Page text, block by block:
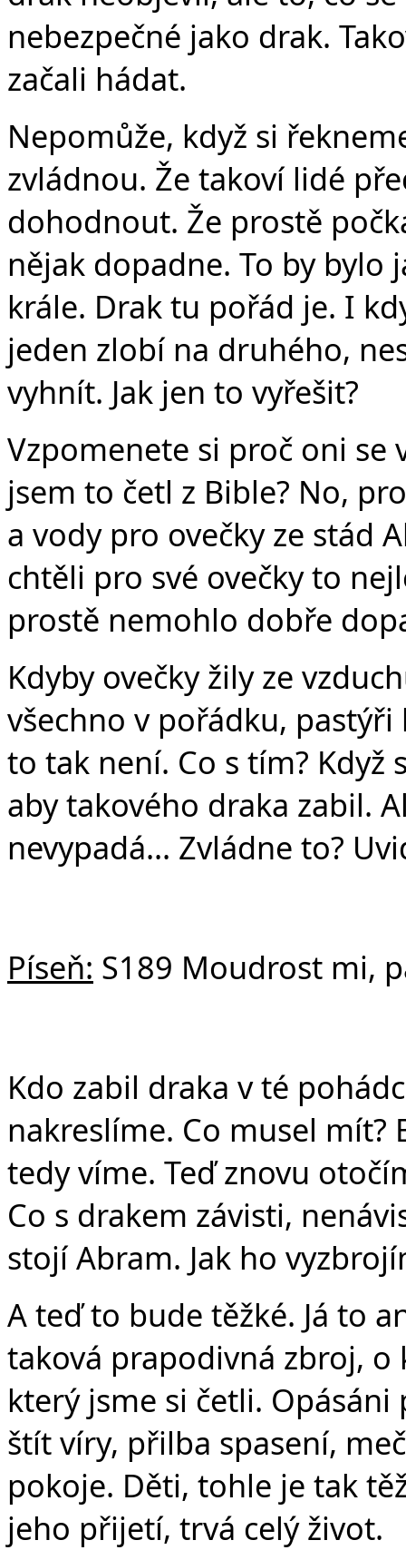
nebezpečné jako drak.
začali hádat.
Nepomůže, když si
zvládnou. Že takoví lidé
dohodnout. Že prostě
nějak dopadne. To by bylo
krále. Drak tu pořád je. I
jeden zlobí na druhého,
vyhnít. Jak jen to vyřešit?
Vzpomenete si proč oni se
jsem to četl z Bible? No,
a vody pro ovečky ze stád
chtěli pro své ovečky to
prostě nemohlo dobře
Kdyby ovečky žily ze
všechno v pořádku,
to tak není. Co s tím?
aby takového draka zabil.
nevypadá... Zvládne to?
Píseň: S189 Moudrost mi,
Kdo zabil draka v té
nakreslíme. Co musel mít?
tedy víme. Teď znovu
Co s drakem závisti,
stojí Abram. Jak ho
A teď to bude těžké. Já to
taková prapodivná zbroj,
který jsme si četli.
štít víry, přilba spasení,
pokoje. Děti, tohle je tak
jeho přijetí, trvá celý život.